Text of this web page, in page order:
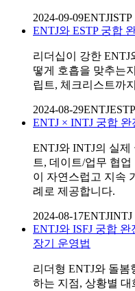
2024-09-09ENTJISTP
ENTJ와 ESTP 궁합
리더십이 강한 ENTJ
떻게 호흡을 맞추는
립트, 체크리스트까
2024-08-29ENTJESTP
ENTJ × INTJ 궁합
ENTJ와 INTJ의 실
트, 데이트/업무 협
이 자연스럽고 지속
례로 제공합니다.
2024-08-17ENTJINTJ
ENTJ와 ISFJ 궁합
장기 운영법
리더형 ENTJ와 돌봄
하는 지점, 상황별